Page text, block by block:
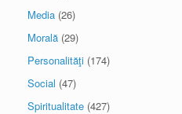
Media (26)
Morală (29)
Personalităţi (174)
Social (47)
Spiritualitate (427)